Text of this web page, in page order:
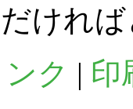
けれ
ク | 印